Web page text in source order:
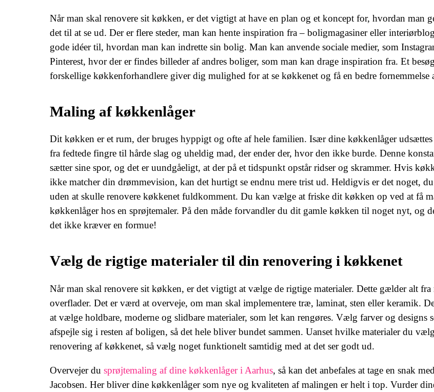
Når man skal renovere sit køkken, er det vigtigt at have en plan og et koncept for, hvordan man
det til at se ud. Der er flere steder, man kan hente inspiration fra – boligmagasiner eller
gode idéer til, hvordan man kan indrette sin bolig. Man kan anvende sociale medier, som
Pinterest, hvor der er findes billeder af andres boliger, som man kan drage inspiration fra. Et
forskellige køkkenforhandlere giver dig mulighed for at se køkkenet og få en bedre fornemmelse
Maling af køkkenlåger
Dit køkken er et rum, der bruges hyppigt og ofte af hele familien. Især dine køkkenlåger
fra fedtede fingre til hårde slag og uheldig mad, der ender der, hvor den ikke burde. Denne
sætter sine spor, og det er uundgåeligt, at der på et tidspunkt opstår ridser og skrammer. Hvis
ikke matcher din drømmevision, kan det hurtigt se endnu mere trist ud. Heldigvis er det noget,
uden at skulle renovere køkkenet fuldkomment. Du kan vælge at friske dit køkken op ved at få
køkkenlåger hos en sprøjtemaler. På den måde forvandler du dit gamle køkken til noget nyt, og
det ikke kræver en formue!
Vælg de rigtige materialer til din renovering i køkkenet
Når man skal renovere sit køkken, er det vigtigt at vælge de rigtige materialer. Dette gælder alt
overflader. Det er værd at overveje, om man skal implementere træ, laminat, sten eller keramik.
at vælge holdbare, moderne og slidbare materialer, som let kan rengøres. Vælg farver og designs
afspejle sig i resten af boligen, så det hele bliver bundet sammen. Uanset hvilke materialer du
renovering af køkkenet, så vælg noget funktionelt samtidig med at det ser godt ud.
Overvejer du sprøjtemaling af dine køkkenlåger i Aarhus, så kan det anbefales at tage en snak
Jacobsen. Her bliver dine køkkenlåger som nye og kvaliteten af malingen er helt i top. Vurder